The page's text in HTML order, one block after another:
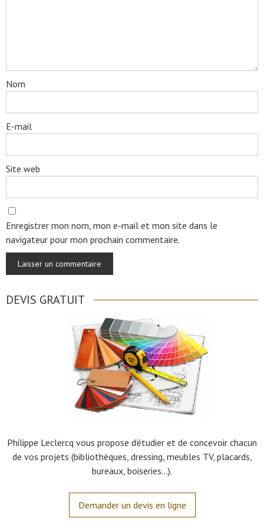
Nom
E-mail
Site web
Enregistrer mon nom, mon e-mail et mon site dans le
navigateur pour mon prochain commentaire.
DEVIS GRATUIT
Philippe Leclercq vous propose d’étudier et de concevoir chacun
de vos projets (bibliothèques, dressing, meubles TV, placards,
bureaux, boiseries…).
Demander un devis en ligne